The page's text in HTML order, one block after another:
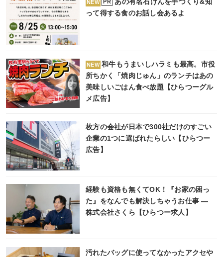
NEW PR
って得する食のお話し会あるよ
NEW 和牛もうまいしハラミも最高。市役
所ちかく「焼肉じゅん」のランチはあの
美味しいごはん食べ放題【ひらつーグル
メ広告】
枚方の会社が日本で300社だけのすごい
企業の1つに選ばれたらしい【ひらつー
広告】
経験も資格も無くてOK！『お家の困っ
た』をなんでも解決しちゃうお仕事 ―
株式会社さくら【ひらつー求人】
汚れたバッグに使ってなかったアクセや